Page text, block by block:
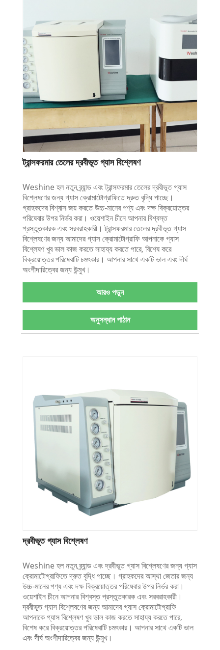
ট্রান্সফরমার তেলের দ্রবীভূত গ্যাস বিশ্লেষণ
Weshine হল নতুন ব্র্যান্ড এবং ট্রান্সফরমার তেলের দ্রবীভূত গ্যাস
বিশ্লেষণের জন্য গ্যাস ক্রোমাটোগ্রাফিতে দ্রুত বৃদ্ধি পাচ্ছে।
গ্রাহকদের বিশ্বাস জয় করতে উচ্চ-মানের পণ্য এবং দক্ষ বিক্রয়োত্তর
পরিষেবার উপর নির্ভর করা। ওয়েশাইন চীনে আপনার বিশ্বস্ত
প্রস্তুতকারক এবং সরবরাহকারী। ট্রান্সফরমার তেলের দ্রবীভূত গ্যাস
বিশ্লেষণের জন্য আমাদের গ্যাস ক্রোমাটোগ্রাফি আপনাকে গ্যাস
বিশ্লেষণ খুব ভাল কাজ করতে সাহায্য করতে পারে, বিশেষ করে
বিক্রয়োত্তর পরিষেবাটি চমৎকার। আপনার সাথে একটি ভাল এবং দীর্ঘ
অংশীদারিত্বের জন্য উন্মুখ।
আরও পড়ুন
অনুসন্ধান পাঠান
দ্রবীভূত গ্যাস বিশ্লেষণ
Weshine হল নতুন ব্র্যান্ড এবং দ্রবীভূত গ্যাস বিশ্লেষণের জন্য গ্যাস
ক্রোমাটোগ্রাফিতে দ্রুত বৃদ্ধি পাচ্ছে। গ্রাহকদের আস্থা জেতার জন্য
উচ্চ-মানের পণ্য এবং দক্ষ বিক্রয়োত্তর পরিষেবার উপর নির্ভর করা।
ওয়েশাইন চীনে আপনার বিশ্বস্ত প্রস্তুতকারক এবং সরবরাহকারী।
দ্রবীভূত গ্যাস বিশ্লেষণের জন্য আমাদের গ্যাস ক্রোমাটোগ্রাফি
আপনাকে গ্যাস বিশ্লেষণ খুব ভাল কাজ করতে সাহায্য করতে পারে,
বিশেষ করে বিক্রয়োত্তর পরিষেবাটি চমৎকার। আপনার সাথে একটি ভাল
এবং দীর্ঘ অংশীদারিত্বের জন্য উন্মুখ।